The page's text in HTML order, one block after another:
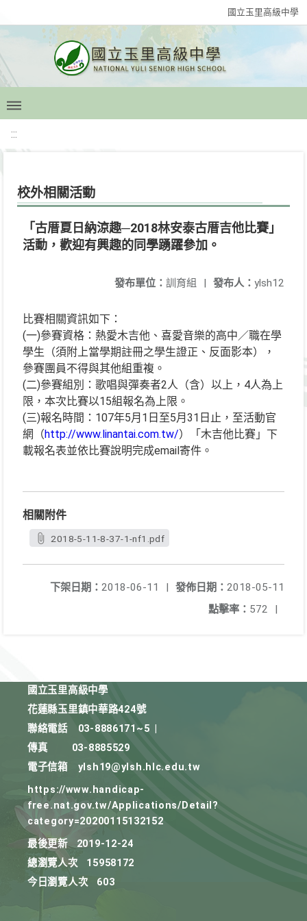
國立玉里高級中學
:::
校外相關活動
「古厝夏日納涼趣─2018林安泰古厝吉他比賽」
活動，歡迎有興趣的同學踴躍參加。
發布人： ylsh12
發布單位： 訓育組 |
比賽相關資訊如下：
(一)參賽資格：熱愛木吉他、喜愛音樂的高中／職在學
學生（須附上當學期註冊之學生證正、反面影本），
參賽團員不得與其他組重複。
(二)參賽組別：歌唱與彈奏者2人（含）以上，4人為上
限，本次比賽以15組報名為上限。
(三)報名時間：107年5月1日至5月31日止，至活動官
網（http://www.linantai.com.tw/）「木吉他比賽」下
載報名表並依比賽說明完成email寄件。
相關附件
2018-5-11-8-37-1-nf1.pdf
發佈日期： 2018-05-11
下架日期： 2018-06-11
|
點擊率： 572 |
國立玉里高級中學
花蓮縣玉里鎮中華路424號
聯絡電話
03-8886171~5
傳真
03-8885529
電子信箱
ylsh19@ylsh.hlc.edu.tw
https://www.handicap-
free.nat.gov.tw/Applications/Detail?
category=20200115132152
最後更新
2019-12-24
總瀏覽人次
15958172
今日瀏覽人次
603